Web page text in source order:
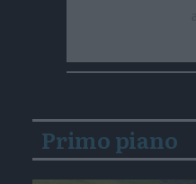
Primo piano